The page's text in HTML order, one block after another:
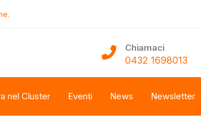
Chiamaci
0432 1698013
nel Cluster Eventi News Newsletter